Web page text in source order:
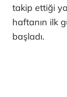
takip ettiği
haftanın ilk
başladı.